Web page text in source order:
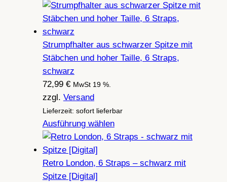
Strumpfhalter aus schwarzer Spitze mit
Stäbchen und hoher Taille, 6 Straps,
schwarz
72,99 € MwSt 19 %.
zzgl. Versand
Lieferzeit: sofort lieferbar
Ausführung wählen
Retro London, 6 Straps – schwarz mit
Spitze [Digital]